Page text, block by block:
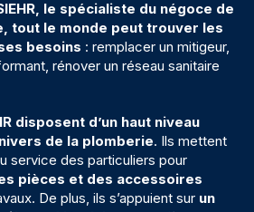
le spécialiste du négoce de
tout le monde peut trouver les
besoins : remplacer un mitigeur,
rénover un réseau sanitaire
disposent d’un haut niveau
de la plomberie. Ils mettent
service des particuliers pour
pièces et des accessoires
De plus, ils s’appuient sur un